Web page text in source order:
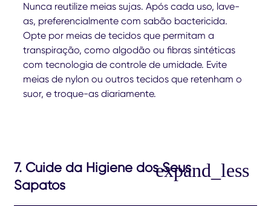
Nunca reutilize meias sujas. Após cada uso, lave-
as, preferencialmente com sabão bactericida.
Opte por meias de tecidos que permitam a
transpiração, como algodão ou fibras sintéticas
com tecnologia de controle de umidade. Evite
meias de nylon ou outros tecidos que retenham o
suor, e troque-as diariamente.
7. Cuide da Higiene dos Seus
Sapatos